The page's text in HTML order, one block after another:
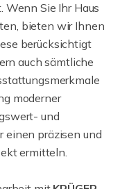
Wenn Sie Ihr Haus
bieten wir Ihnen
berücksichtigt
auch sämtliche
moderner
und
einen präzisen und
ermitteln.